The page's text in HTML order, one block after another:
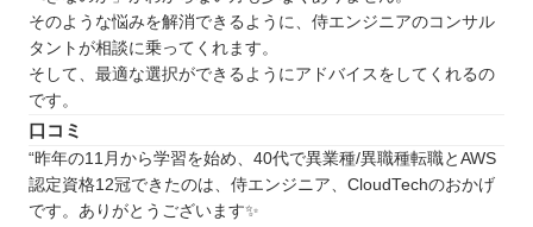
そのような悩みを解消できるように、侍エンジニアのコンサル
タントが相談に乗ってくれます。
そして、最適な選択ができるようにアドバイスをしてくれるの
です。
口コミ
“昨年の11月から学習を始め、40代で異業種/異職種転職とAWS
認定資格12冠できたのは、侍エンジニア、CloudTechのおかげ
です。ありがとうございます✨